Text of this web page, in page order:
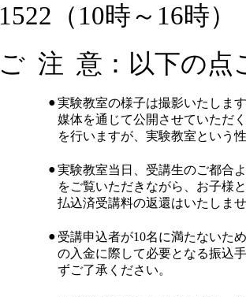
1522（10時～16時）
ご 注 意：以下の点
●実験教室の様子は撮影いたしま
媒体を通じて公開させていただ
を行いますが、実験教室という
●実験教室当日、受講生のご都合
をご覧いただきながら、お子様
払込済受講料の返還はいたしま
● 受講申込者が10名に満たないた
の入金に際して必要となる振込
ずご了承ください。